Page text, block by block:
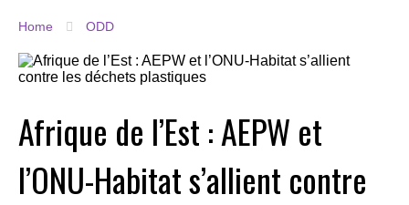
Home ODD
Afrique de l’Est : AEPW et
l’ONU-Habitat s’allient contre